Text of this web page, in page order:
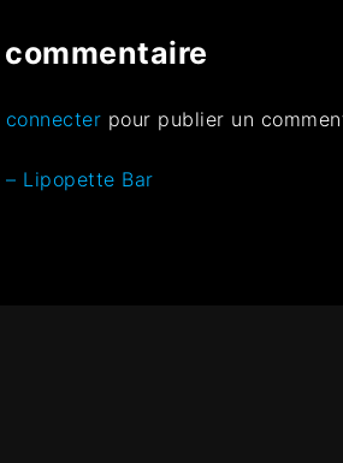
connecter pour publier un
– Lipopette Bar